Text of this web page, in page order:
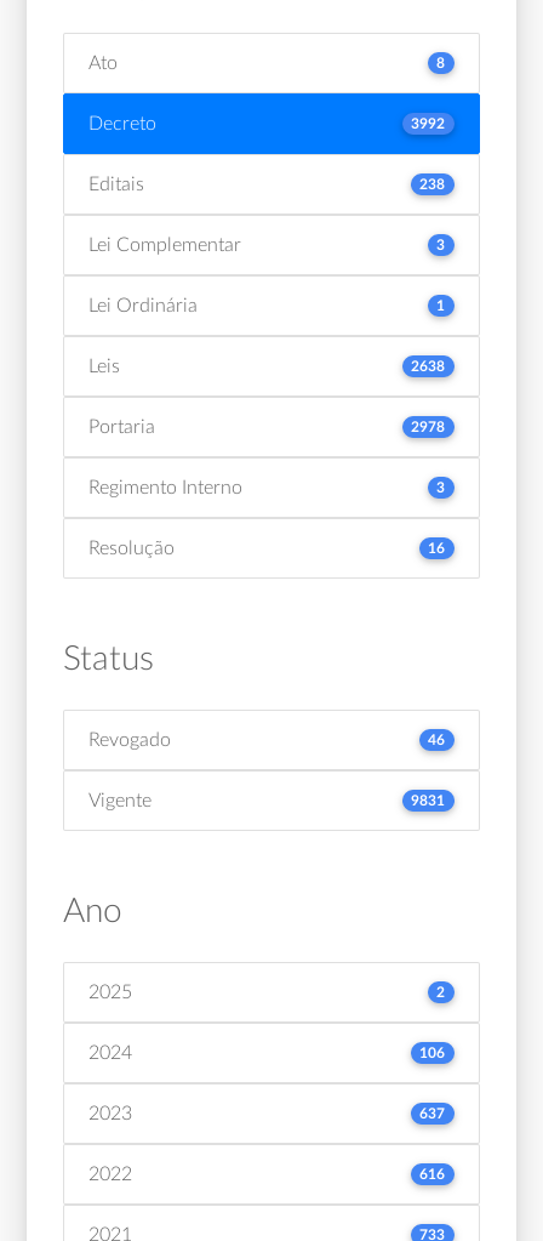
Ato 8
Decreto 3992
Editais 238
Lei Complementar 3
Lei Ordinária 1
Leis 2638
Portaria 2978
Regimento Interno 3
Resolução 16
Status
Revogado 46
Vigente 9831
Ano
2025 2
2024 106
2023 637
2022 616
2021 733